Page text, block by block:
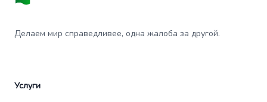
Делаем мир справедливее, одна жалоба за другой.
Услуги